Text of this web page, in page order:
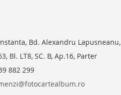
Bd. Alexandru Lapusneanu,
Bl. LT8, SC. B, Ap.16, Parter
882 299